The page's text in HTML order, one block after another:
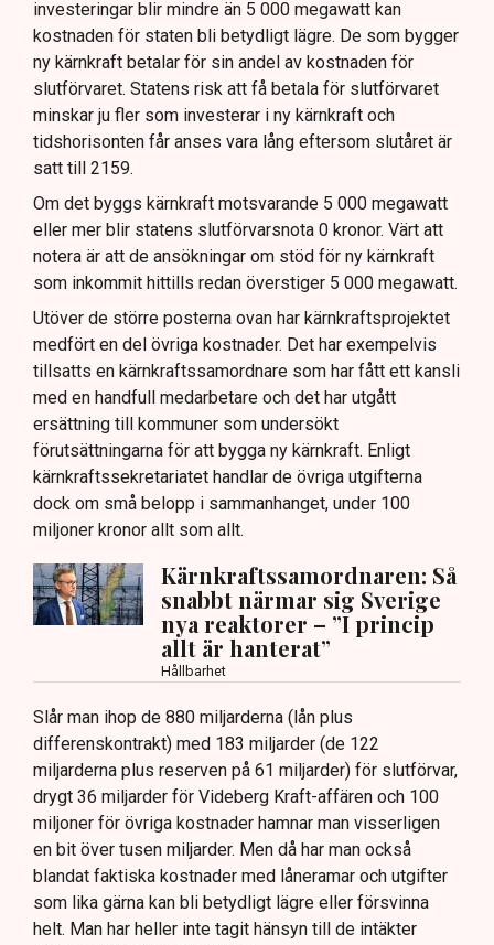
investeringar blir mindre än 5 000 megawatt kan
kostnaden för staten bli betydligt lägre. De som bygger
ny kärnkraft betalar för sin andel av kostnaden för
slutförvaret. Statens risk att få betala för slutförvaret
minskar ju fler som investerar i ny kärnkraft och
tidshorisonten får anses vara lång eftersom slutåret är
satt till 2159.
Om det byggs kärnkraft motsvarande 5 000 megawatt
eller mer blir statens slutförvarsnota 0 kronor. Värt att
notera är att de ansökningar om stöd för ny kärnkraft
som inkommit hittills redan överstiger 5 000 megawatt.
Utöver de större posterna ovan har kärnkraftsprojektet
medfört en del övriga kostnader. Det har exempelvis
tillsatts en kärnkraftssamordnare som har fått ett kansli
med en handfull medarbetare och det har utgått
ersättning till kommuner som undersökt
förutsättningarna för att bygga ny kärnkraft. Enligt
kärnkraftssekretariatet handlar de övriga utgifterna
dock om små belopp i sammanhanget, under 100
miljoner kronor allt som allt.
Kärnkraftssamordnaren: Så
snabbt närmar sig Sverige
nya reaktorer – ”I princip
allt är hanterat”
Hållbarhet
Slår man ihop de 880 miljarderna (lån plus
differenskontrakt) med 183 miljarder (de 122
miljarderna plus reserven på 61 miljarder) för slutförvar,
drygt 36 miljarder för Videberg Kraft-affären och 100
miljoner för övriga kostnader hamnar man visserligen
en bit över tusen miljarder. Men då har man också
blandat faktiska kostnader med låneramar och utgifter
som lika gärna kan bli betydligt lägre eller försvinna
helt. Man har heller inte tagit hänsyn till de intäkter